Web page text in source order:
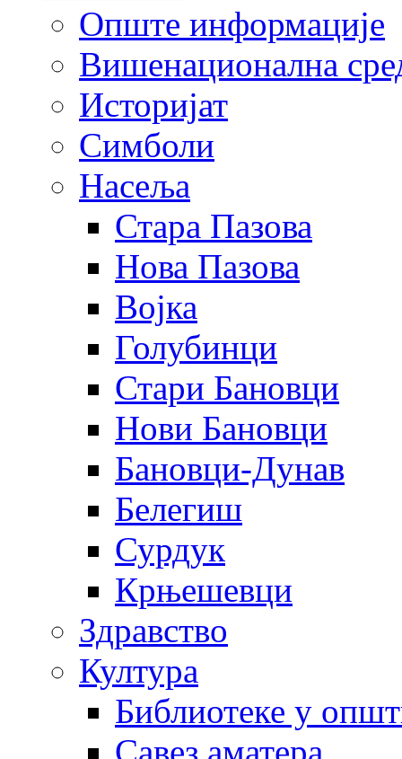
Опште информације
Вишенационална
Историјат
Симболи
Насеља
Стара Пазова
Нова Пазова
Војка
Голубинци
Стари Бановци
Нови Бановци
Бановци-Дунав
Белегиш
Сурдук
Крњешевци
Здравство
Култура
Библиотеке у
Савез аматера